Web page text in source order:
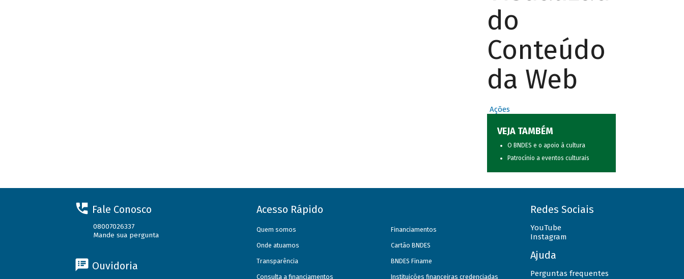
do
Conteúdo
da Web
Ações
VEJA TAMBÉM
O BNDES e o apoio à cultura
Patrocínio a eventos culturais
Fale Conosco
08007026337
Mande sua pergunta
Ouvidoria
Acesso Rápido
Quem somos
Onde atuamos
Transparência
Consulta a financiamentos
Financiamentos
Cartão BNDES
BNDES Finame
Instituições financeiras credenciadas
Redes Sociais
YouTube
Instagram
Ajuda
Perguntas frequentes